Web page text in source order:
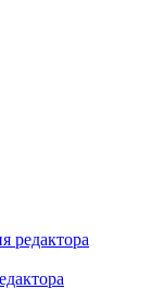
редактора